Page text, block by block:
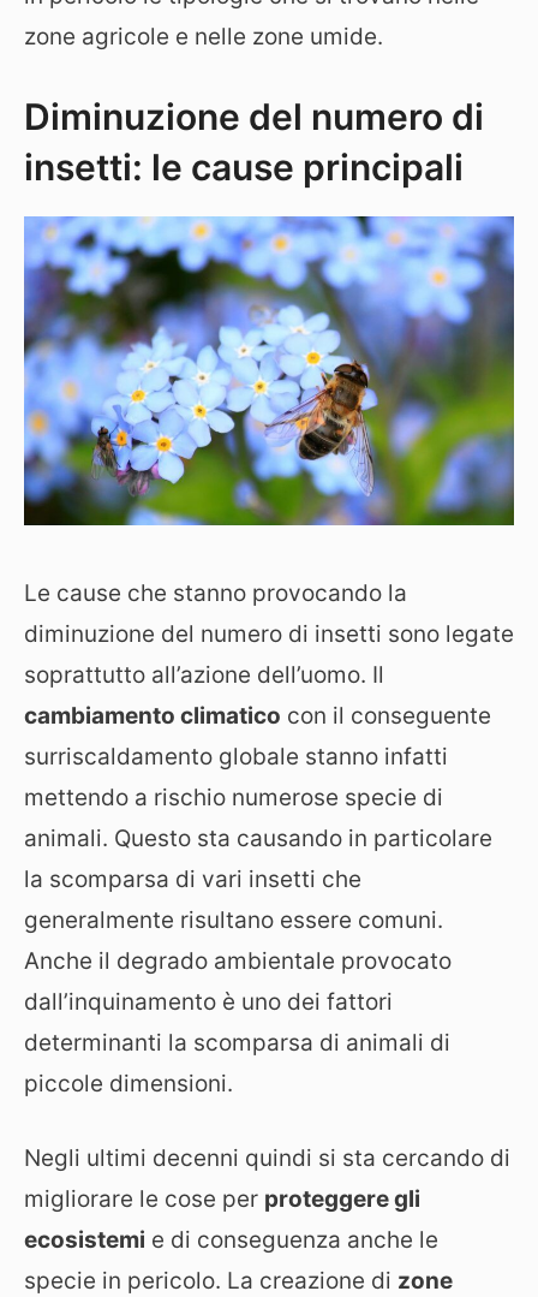
zone agricole e nelle zone umide.
Diminuzione del numero di
insetti: le cause principali
Le cause che stanno provocando la
diminuzione del numero di insetti sono legate
soprattutto all’azione dell’uomo. Il
cambiamento climatico con il conseguente
surriscaldamento globale stanno infatti
mettendo a rischio numerose specie di
animali. Questo sta causando in particolare
la scomparsa di vari insetti che
generalmente risultano essere comuni.
Anche il degrado ambientale provocato
dall’inquinamento è uno dei fattori
determinanti la scomparsa di animali di
piccole dimensioni.
Negli ultimi decenni quindi si sta cercando di
migliorare le cose per proteggere gli
ecosistemi e di conseguenza anche le
specie in pericolo. La creazione di zone